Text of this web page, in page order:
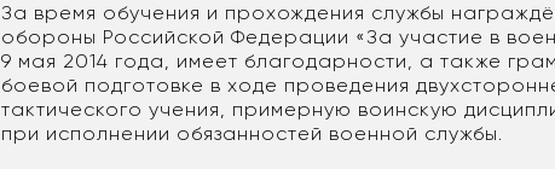
За время обучения и прохождения службы
обороны Российской Федерации «За участие в
9 мая 2014 года, имеет благодарности, а также
боевой подготовке в ходе проведения
тактического учения, примерную воинскую
при исполнении обязанностей военной службы.